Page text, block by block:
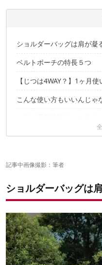
山畑 理絵のプロフ
ショルダーバッグは肩が凝
モンベルでいい感じのウエ
ベルトポーチの特長５つ
特長1｜小さく見えるけど
特長2｜素材はタフなリッ
特長3｜アレンジ広がるルー
特長5｜ほんで、めっちゃ
【じつは4WAY？】1ヶ月
1WAY｜ウエストポーチで機
3WAY｜スボンのベルトに
もしや4WAY…？｜ポーチ
こんな使い方もいいんじゃ
クルマではこんな使いかた
外付けできる”便利ポケット
記事中画像撮影：筆者
ショルダーバッグは